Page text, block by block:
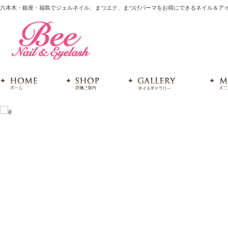
六本木・銀座・福島でジェルネイル、まつエク、まつげパーマをお得にできるネイル＆ア